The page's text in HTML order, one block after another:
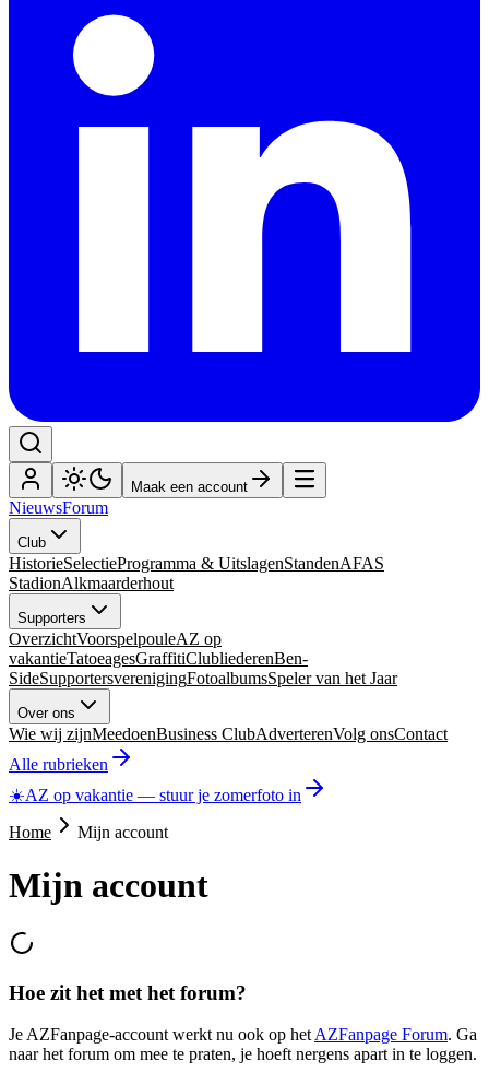
Maak een account
NieuwsForum
Club
HistorieSelectieProgramma & UitslagenStandenAFAS
StadionAlkmaarderhout
Supporters
OverzichtVoorspelpouleAZ op
vakantieTatoeagesGraffitiClubliederenBen-
SideSupportersverenigingFotoalbumsSpeler van het Jaar
Over ons
Wie wij zijnMeedoenBusiness ClubAdverterenVolg onsContact
Alle rubrieken
☀️AZ op vakantie — stuur je zomerfoto in
Home
Mijn account
Mijn account
Hoe zit het met het forum?
Je AZFanpage-account werkt nu ook op het AZFanpage Forum. Ga
naar het forum om mee te praten, je hoeft nergens apart in te loggen.